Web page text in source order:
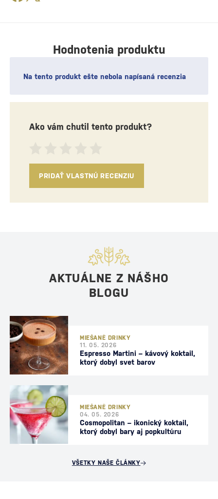
Hodnotenia produktu
Na tento produkt ešte nebola napísaná recenzia
Ako vám chutil tento produkt?
PRIDAŤ VLASTNÚ RECENZIU
AKTUÁLNE Z NÁŠHO
BLOGU
MIEŠANÉ DRINKY
11. 05. 2026
Espresso Martini – kávový koktail,
ktorý dobyl svet barov
MIEŠANÉ DRINKY
04. 05. 2026
Cosmopolitan – ikonický koktail,
ktorý dobyl bary aj popkultúru
VŠETKY NAŠE ČLÁNKY